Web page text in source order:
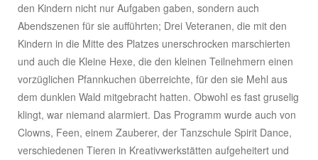
den Kindern nicht nur Aufgaben gaben, sondern auch
Abendszenen für sie aufführten; Drei Veteranen, die mit den
Kindern in die Mitte des Platzes unerschrocken marschierten
und auch die Kleine Hexe, die den kleinen Teilnehmern einen
vorzüglichen Pfannkuchen überreichte, für den sie Mehl aus
dem dunklen Wald mitgebracht hatten. Obwohl es fast gruselig
klingt, war niemand alarmiert. Das Programm wurde auch von
Clowns, Feen, einem Zauberer, der Tanzschule Spirit Dance,
verschiedenen Tieren in Kreativwerkstätten aufgeheitert und